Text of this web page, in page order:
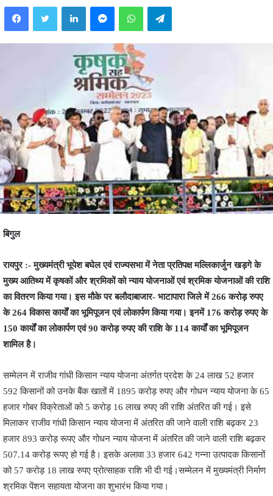
FacebookTwitter LinkedInMessengerWhatsAppTelegram
बिगुल
रायपुर :- मुख्यमंत्री भूपेश बघेल एवं राज्यसभा में नेता प्रतिपक्ष मल्लिकार्जुन खड़गे के
मुख्य आतिथ्य में कृषकों और श्रमिकों को न्याय योजनाओं एवं श्रमिक योजनाओं की राशि
का वितरण किया गया। इस मौके पर बलौदाबाजार- भाटापारा जिले में 266 करोड़ रुपए
के 264 विकास कार्यों का भूमिपूजन एवं लोकार्पण किया गया। इनमें 176 करोड़ रुपए के
150 कार्यों का लोकार्पण एवं 90 करोड़ रुपए की राशि के 114 कार्यों का भूमिपूजन
शामिल है।
सम्मेलन में राजीव गांधी किसान न्याय योजना अंतर्गत प्रदेश के 24 लाख 52 हजार
592 किसानों को उनके बैंक खातों में 1895 करोड़ रुपए और गोधन न्याय योजना के 65
हजार गोबर विक्रेताओं को 5 करोड़ 16 लाख रुपए की राशि अंतरित की गई। इसे
मिलाकर राजीव गांधी किसान न्याय योजना में अंतरित की जाने वाली राशि बढ़कर 23
हजार 893 करोड़ रूपए और गोधन न्याय योजना में अंतरित की जाने वाली राशि बढ़कर
507.14 करोड़ रूपए हो गई है। इसके अलावा 33 हजार 642 गन्ना उत्पादक किसानों
को 57 करोड़ 18 लाख रुपए प्रोत्साहक राशि भी दी गई।सम्मेलन में मुख्यमंत्री निर्माण
श्रमिक पेंशन सहायता योजना का शुभारंभ किया गया।